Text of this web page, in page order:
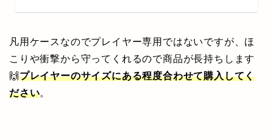
凡用ケースなのでプレイヤー専用ではないですが、ほ
こりや衝撃から守ってくれるので商品が長持ちします
🙌 プレイヤーのサイズにある程度合わせて購入してく
ださい。